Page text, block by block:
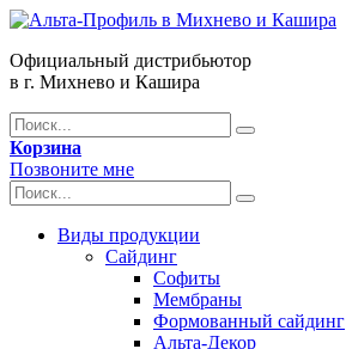
Официальный дистрибьютор
в г. Михнево и Кашира
Корзина
Позвоните мне
Виды продукции
Сайдинг
Софиты
Мембраны
Формованный сайдинг
Альта-Декор